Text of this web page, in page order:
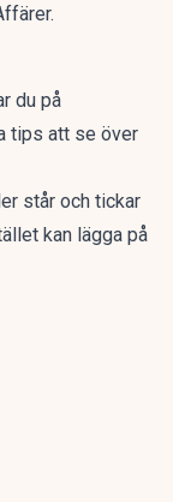
du på
tips att se över
står och tickar
kan lägga på